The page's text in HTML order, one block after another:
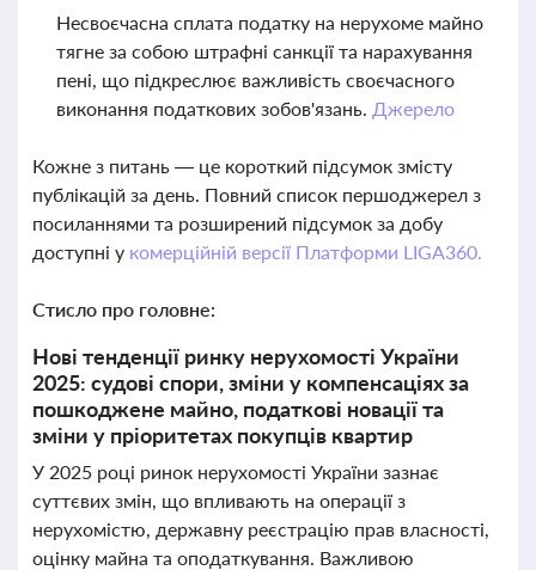
Несвоєчасна сплата податку на нерухоме майно
тягне за собою штрафні санкції та нарахування
пені, що підкреслює важливість своєчасного
виконання податкових зобов'язань. Джерело
Кожне з питань — це короткий підсумок змісту
публікацій за день. Повний список першоджерел з
посиланнями та розширений підсумок за добу
доступні у комерційній версії Платформи LIGA360.
Стисло про головне:
Нові тенденції ринку нерухомості України
2025: судові спори, зміни у компенсаціях за
пошкоджене майно, податкові новації та
зміни у пріоритетах покупців квартир
У 2025 році ринок нерухомості України зазнає
суттєвих змін, що впливають на операції з
нерухомістю, державну реєстрацію прав власності,
оцінку майна та оподаткування. Важливою